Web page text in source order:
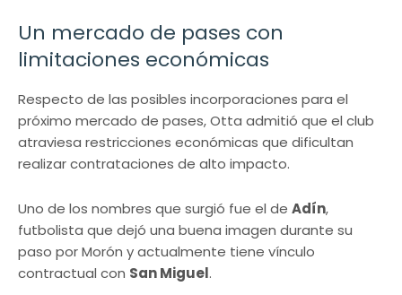
Un mercado de pases con
limitaciones económicas
Respecto de las posibles incorporaciones para el
próximo mercado de pases, Otta admitió que el club
atraviesa restricciones económicas que dificultan
realizar contrataciones de alto impacto.
Uno de los nombres que surgió fue el de Adín,
futbolista que dejó una buena imagen durante su
paso por Morón y actualmente tiene vínculo
contractual con San Miguel.